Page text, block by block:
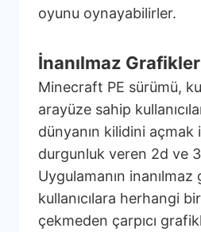
oyunu oynayabilirler.
İnanılmaz Grafikler
Minecraft PE sürümü,
arayüze sahip
dünyanın kilidini açmak
durgunluk veren 2d ve
Uygulamanın inanılmaz
kullanıcılara herhangi
çekmeden çarpıcı